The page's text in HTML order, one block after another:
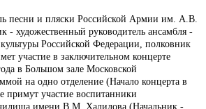
песни и пляски Российской Армии им. А.В.
- художественный руководитель ансамбля -
Российской Федерации, полковник
участие в заключительном концерте
в Большом зале Московской
на одно отделение (Начало концерта в
примут участие воспитанники
имени В.М. Халилова (Начальник -